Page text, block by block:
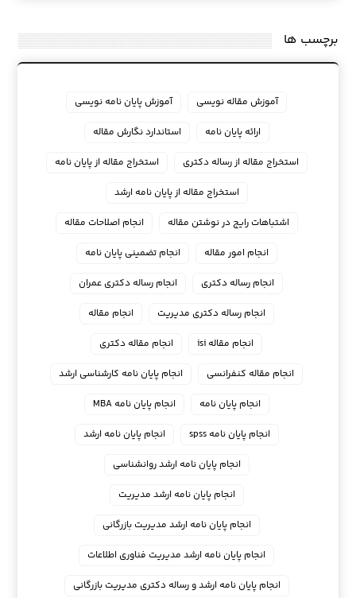
برچسب ها
آموزش مقاله نویسی
آموزش پایان نامه نویسی
ارائه پایان نامه
استاندارد نگارش مقاله
استخراج مقاله از رساله دکتری
استخراج مقاله از پایان نامه
استخراج مقاله از پایان نامه ارشد
اشتباهات رایج در نوشتن مقاله
انجام اصلاحات مقاله
انجام امور مقاله
انجام تضمینی پایان نامه
انجام رساله دکتری
انجام رساله دکتری عمران
انجام رساله دکتری مدیریت
انجام مقاله
انجام مقاله isi
انجام مقاله دکتری
انجام مقاله کنفرانسی
انجام پايان نامه كارشناسي ارشد
انجام پایان نامه
انجام پایان نامه MBA
انجام پایان نامه spss
انجام پایان نامه ارشد
انجام پایان نامه ارشد روانشناسی
انجام پایان نامه ارشد مدیریت
انجام پایان نامه ارشد مدیریت بازرگانی
انجام پایان نامه ارشد مدیریت فناوری اطلاعات
انجام پایان نامه ارشد و رساله دکتری مدیریت بازرگانی